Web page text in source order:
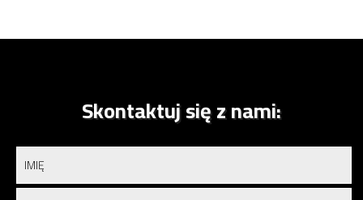
Skontaktuj się z nami: